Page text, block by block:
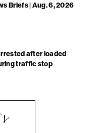
Briefs | Aug. 6, 2026
after loaded
traffic stop